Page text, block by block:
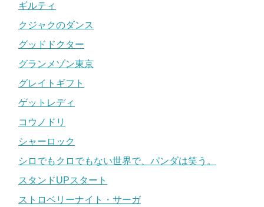
ギルティ
クジャクのダンス
グッドドクター
グランメゾン東京
グレイトギフト
ゲットレディ
コウノドリ
シャーロック
シロでもクロでもない世界で、パンダは笑う。
スタンドUPスタート
ストロベリーナイト・サーガ